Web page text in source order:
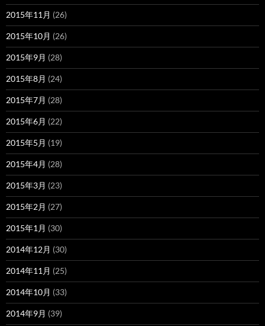
2015年11月 (26)
2015年10月 (26)
2015年9月 (28)
2015年8月 (24)
2015年7月 (28)
2015年6月 (22)
2015年5月 (19)
2015年4月 (28)
2015年3月 (23)
2015年2月 (27)
2015年1月 (30)
2014年12月 (30)
2014年11月 (25)
2014年10月 (33)
2014年9月 (39)